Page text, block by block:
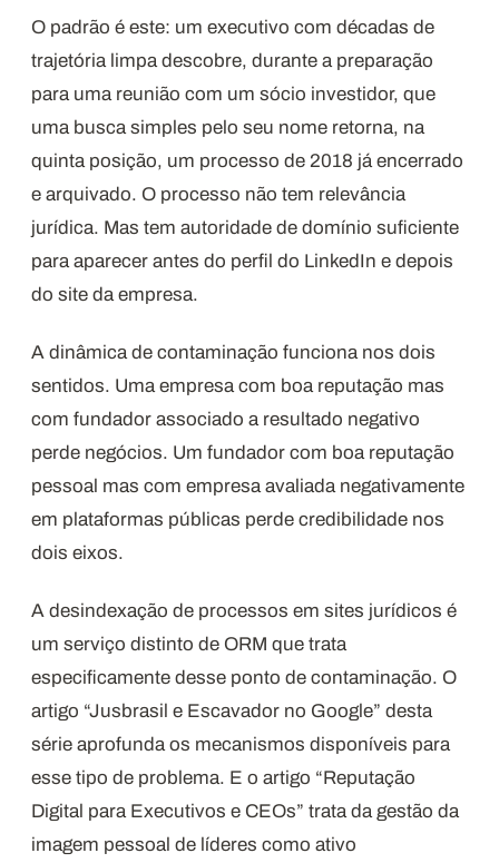
O padrão é este: um executivo com décadas de
trajetória limpa descobre, durante a preparação
para uma reunião com um sócio investidor, que
uma busca simples pelo seu nome retorna, na
quinta posição, um processo de 2018 já encerrado
e arquivado. O processo não tem relevância
jurídica. Mas tem autoridade de domínio suficiente
para aparecer antes do perfil do LinkedIn e depois
do site da empresa.
A dinâmica de contaminação funciona nos dois
sentidos. Uma empresa com boa reputação mas
com fundador associado a resultado negativo
perde negócios. Um fundador com boa reputação
pessoal mas com empresa avaliada negativamente
em plataformas públicas perde credibilidade nos
dois eixos.
A desindexação de processos em sites jurídicos é
um serviço distinto de ORM que trata
especificamente desse ponto de contaminação. O
artigo “Jusbrasil e Escavador no Google” desta
série aprofunda os mecanismos disponíveis para
esse tipo de problema. E o artigo “Reputação
Digital para Executivos e CEOs” trata da gestão da
imagem pessoal de líderes como ativo